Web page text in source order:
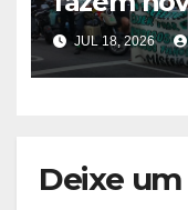
programa
JUL 18, 2026
Deixe